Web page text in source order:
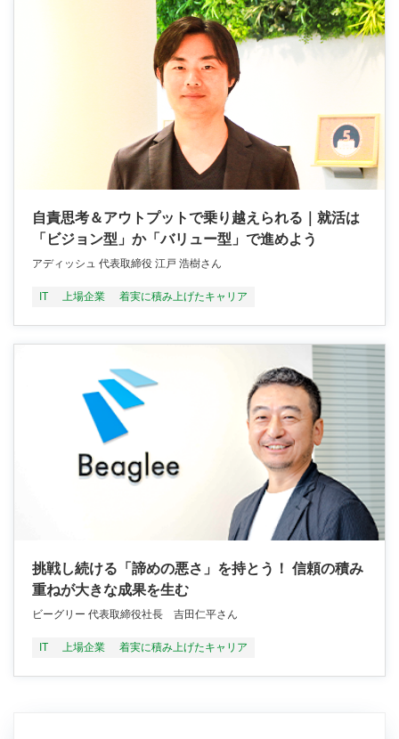
自責思考＆アウトプットで乗り越えられる｜就活は
「ビジョン型」か「バリュー型」で進めよう
アディッシュ 代表取締役 江戸 浩樹さん
IT 上場企業 着実に積み上げたキャリア
挑戦し続ける「諦めの悪さ」を持とう！ 信頼の積み
重ねが大きな成果を生む
ビーグリー 代表取締役社長 吉田仁平さん
IT 上場企業 着実に積み上げたキャリア